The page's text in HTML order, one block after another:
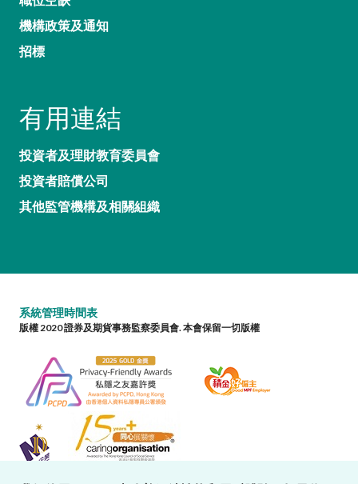
機構政策及通知
招標
有用連結
投資者及理財教育委員會
投資者賠償公司
其他監管機構及相關組織
系統管理時間表
版權 2020 證券及期貨事務監察委員會. 本會保留一切版權